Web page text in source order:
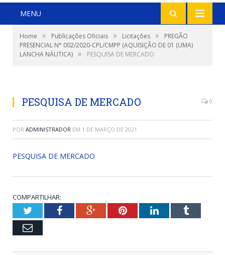
MENU
Home » Publicações Oficiais » Licitações »
PREGÃO
PRESENCIAL N° 002/2020-CPL/CMPP (AQUISIÇÃO DE 01 (UMA)
LANCHA NÁUTICA) » PESQUISA DE MERCADO
PESQUISA DE MERCADO 0
POR ADMINISTRADOR EM 1 DE MARÇO DE 2021
PESQUISA DE MERCADO
COMPARTILHAR:
TwitterFacebookGoogle+PinterestLinkedInTumblr
Email